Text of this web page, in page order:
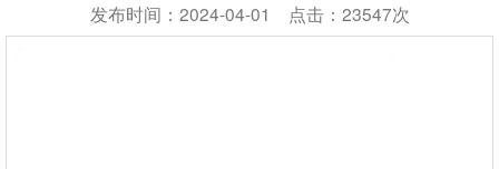
发布时间：2024-04-01 点击：23547次